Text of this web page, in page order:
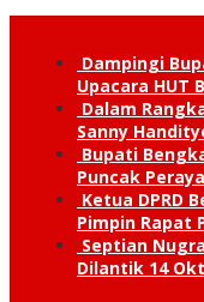
Dampingi
Upacara HUT
Dalam
Sanny
Bupati
Puncak
Ketua DPRD
Pimpin Rapat
Septian
Dilantik 14